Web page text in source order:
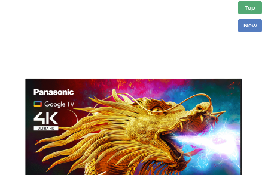
Top
New